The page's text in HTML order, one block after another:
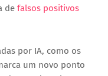
de falsos positivos
por IA, como os
um novo ponto